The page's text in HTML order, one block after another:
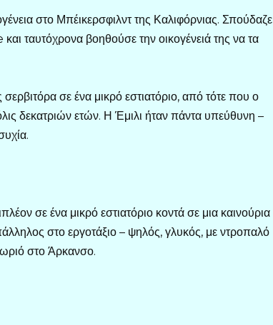
στο Μπέικερσφιλντ της Καλιφόρνιας. Σπούδαζε
ταυτόχρονα βοηθούσε την οικογένειά της να τα
σε ένα μικρό εστιατόριο, από τότε που ο
δεκατριών ετών. Η Έμιλι ήταν πάντα υπεύθυνη –
σε ένα μικρό εστιατόριο κοντά σε μια καινούρια
στο εργοτάξιο – ψηλός, γλυκός, με ντροπαλό
στο Άρκανσο.